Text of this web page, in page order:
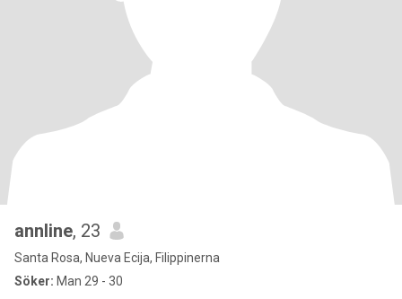
annline, 23
Santa Rosa, Nueva Ecija, Filippinerna
Söker: Man 29 - 30